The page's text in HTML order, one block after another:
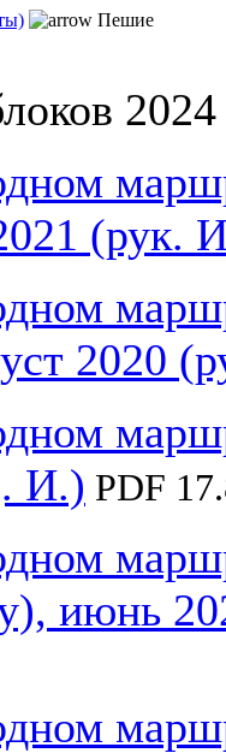
Пешие
2024
(рук.
2020
И.) PDF
июнь